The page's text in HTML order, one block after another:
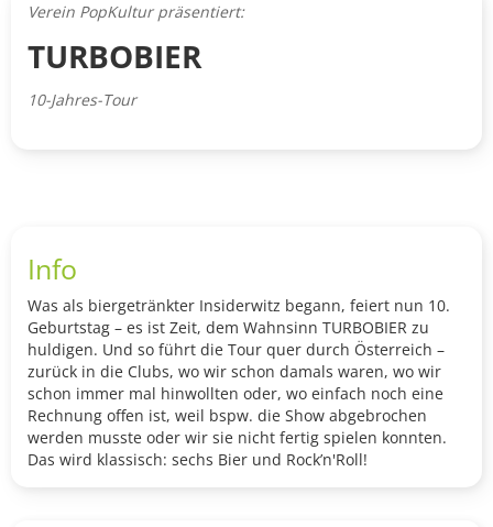
Verein PopKultur präsentiert:
TURBOBIER
10-Jahres-Tour
Info
Was als biergetränkter Insiderwitz begann, feiert nun 10.
Geburtstag – es ist Zeit, dem Wahnsinn TURBOBIER zu
huldigen. Und so führt die Tour quer durch Österreich –
zurück in die Clubs, wo wir schon damals waren, wo wir
schon immer mal hinwollten oder, wo einfach noch eine
Rechnung offen ist, weil bspw. die Show abgebrochen
werden musste oder wir sie nicht fertig spielen konnten.
Das wird klassisch: sechs Bier und Rock’n'Roll!